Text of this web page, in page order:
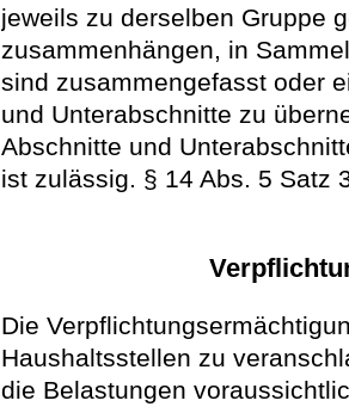
jeweils zu derselben Gruppe
zusammenhängen, in
sind zusammengefasst oder
und Unterabschnitte zu
Abschnitte und
ist zulässig. § 14 Abs. 5 Satz
Die
Haushaltsstellen zu
die Belastungen